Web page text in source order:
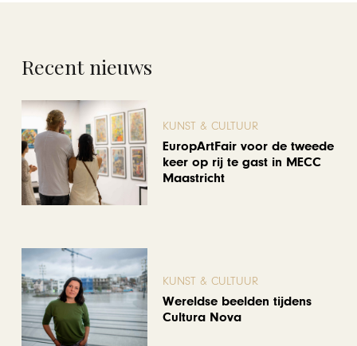
Recent nieuws
KUNST & CULTUUR
EuropArtFair voor de tweede
keer op rij te gast in MECC
Maastricht
KUNST & CULTUUR
Wereldse beelden tijdens
Cultura Nova